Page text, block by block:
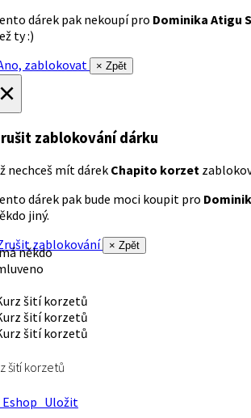
dárek pak nekoupí pro Dominika Atigu
ty :)
zablokovat
× Zpět
zablokování dárku
nechceš mít dárek Chapito korzet
dárek pak bude moci koupit pro
jiný.
zablokování
× Zpět
někdo
šití korzetů
Uložit